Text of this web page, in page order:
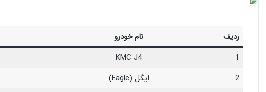
ردیف نام خودرو
1
KMC J4
2
ایگل (Eagle)